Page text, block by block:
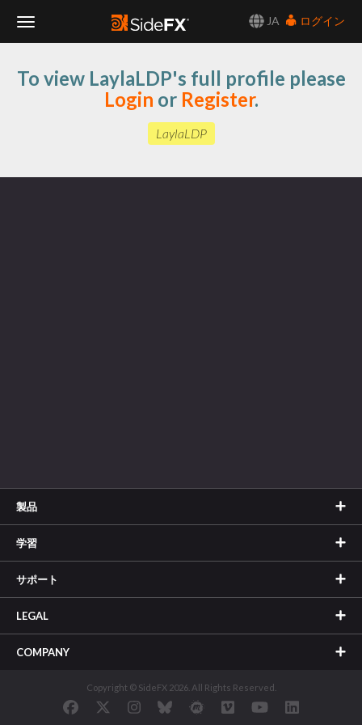
JA
ログイン
Navigation
To view LaylaLDP's full profile please
Login or Register.
LaylaLDP
製品
学習
サポート
LEGAL
COMPANY
Copyright © SideFX 2026. All Rights Reserved.